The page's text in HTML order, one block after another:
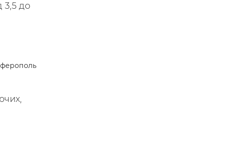
3,5 до